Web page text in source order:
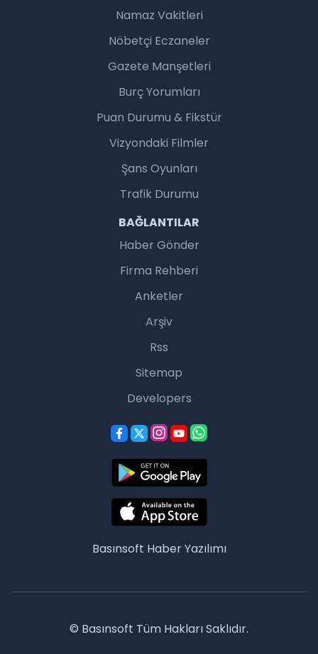
Namaz Vakitleri
Nöbetçi Eczaneler
Gazete Manşetleri
Burç Yorumları
Puan Durumu & Fikstür
Vizyondaki Filmler
Şans Oyunları
Trafik Durumu
BAĞLANTILAR
Haber Gönder
Firma Rehberi
Anketler
Arşiv
Rss
Sitemap
Developers
Basınsoft Haber Yazılımı
© Basınsoft Tüm Hakları Saklıdır.